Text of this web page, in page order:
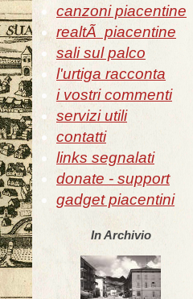
canzoni piacentine
realtÃ piacentine
sali sul palco
l'urtiga racconta
i vostri commenti
servizi utili
contatti
links segnalati
donate - support
gadget piacentini
In Archivio